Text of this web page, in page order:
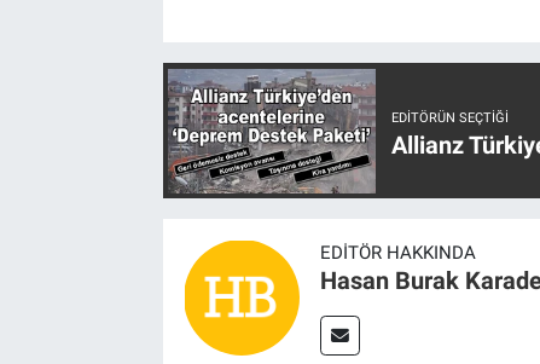
EDITÖRÜN SEÇTIĞI
Allianz
EDITÖR HAKKINDA
Hasan Burak